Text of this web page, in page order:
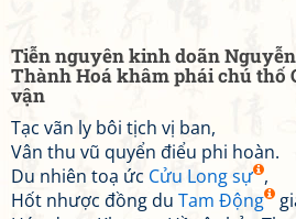
Tiễn nguyên kinh doãn
Thành Hoá khâm phái chú thố
vận
Tạc vãn ly bôi tịch vị ban,
Vân thu vũ quyển điểu phi hoàn.
Du nhiên toạ ức Cửu Long sự ,
Hốt nhược đồng du Tam Động